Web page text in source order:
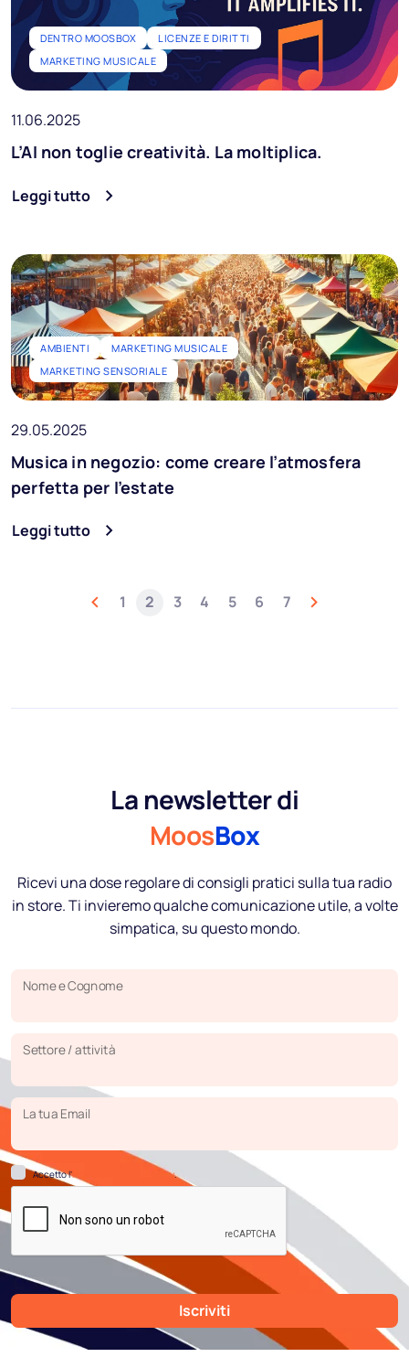
DENTRO MOOSBOX
LICENZE E DIRITTI
MARKETING MUSICALE
11.06.2025
L’AI non toglie creatività. La moltiplica.
Leggi tutto
AMBIENTI
MARKETING MUSICALE
MARKETING SENSORIALE
29.05.2025
Musica in negozio: come creare l’atmosfera
perfetta per l’estate
Leggi tutto
1 2 3 4 5 6 7
La newsletter di
MoosBox
Ricevi una dose regolare di consigli pratici sulla tua radio
in store. Ti invieremo qualche comunicazione utile, a volte
simpatica, su questo mondo.
Nome e Cognome
Settore / attività
La tua Email
Accetto l’Informativa sulla Privacy.
Iscriviti